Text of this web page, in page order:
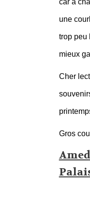
car à
une
trop peu
mieux
Cher
Gros